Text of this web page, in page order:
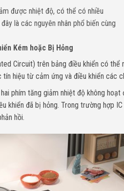
được nhiệt độ, có thể có nhiều
là các nguyên nhân phổ biến cùng
Kém hoặc Bị Hỏng
Circuit) trên bảng điều khiển có thể
hiệu từ cảm ứng và điều khiển các
phím tăng giảm nhiệt độ không
khiển đã bị hỏng. Trong trường hợp
hồi.